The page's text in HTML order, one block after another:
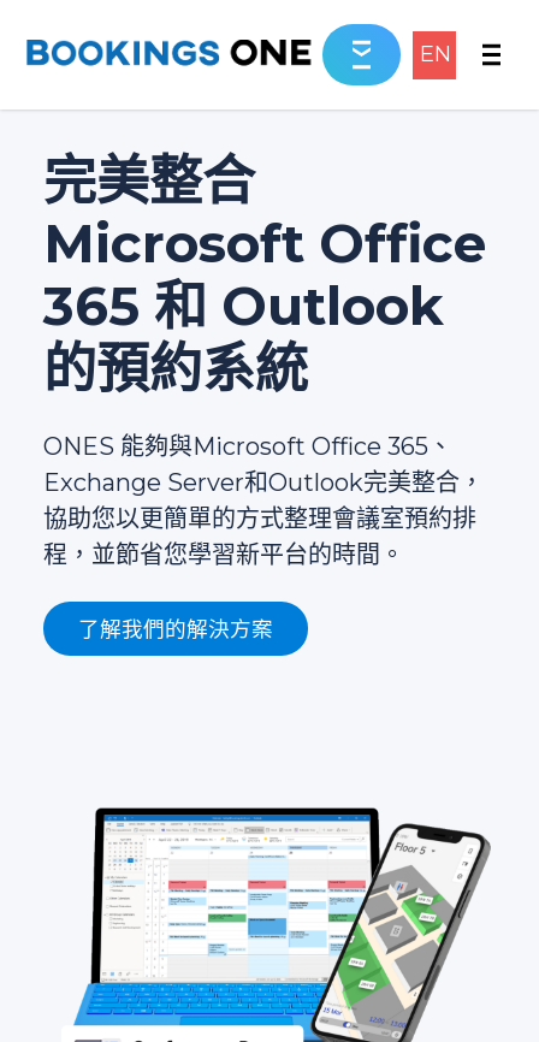
EN
完美整合
Microsoft Office
365 和 Outlook
的預約系統
ONES 能夠與Microsoft Office 365、
Exchange Server和Outlook完美整合，
協助您以更簡單的方式整理會議室預約排
程，並節省您學習新平台的時間。
了解我們的解決方案